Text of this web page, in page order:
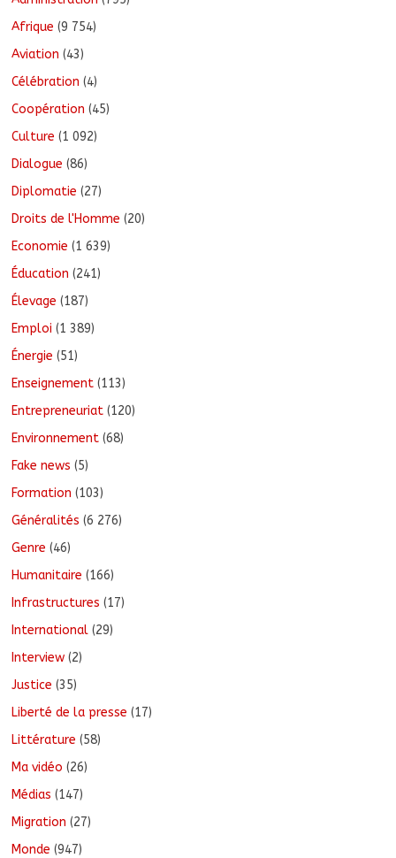
Afrique (9 754)
Aviation (43)
Célébration (4)
Coopération (45)
Culture (1 092)
Dialogue (86)
Diplomatie (27)
Droits de l'Homme (20)
Economie (1 639)
Éducation (241)
Élevage (187)
Emploi (1 389)
Énergie (51)
Enseignement (113)
Entrepreneuriat (120)
Environnement (68)
Fake news (5)
Formation (103)
Généralités (6 276)
Genre (46)
Humanitaire (166)
Infrastructures (17)
International (29)
Interview (2)
Justice (35)
Liberté de la presse (17)
Littérature (58)
Ma vidéo (26)
Médias (147)
Migration (27)
Monde (947)